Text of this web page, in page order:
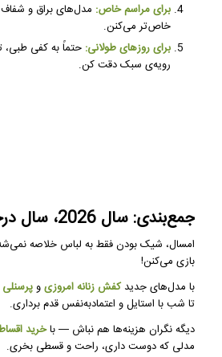
برای مراسم خاص:
خاص‌تر می‌کنن.
برای روزهای طولانی: حتماً به کفی
رویه‌ی سبک دقت کن.
جمع‌بندی: سال 2026، سال درخشش پاهاته
امسال، شیک بودن فقط به لباس خلاصه
بازی می‌کنن!
با مدل‌های جدیدکفش زنانه امروزیوپرسنلی
تا شب با استایل و اعتمادبه‌نفس قدم برداری.
دیگه نگران هزینه‌ها هم نباش — باخرید
مدلی که دوست داری، راحت و قسطی بخری.